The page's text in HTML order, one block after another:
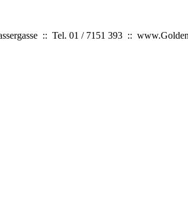
:: Tel. 01 / 7151 393 ::